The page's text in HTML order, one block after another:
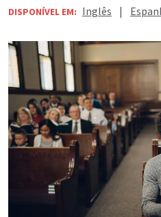
DISPONÍVEL EM: Inglês |